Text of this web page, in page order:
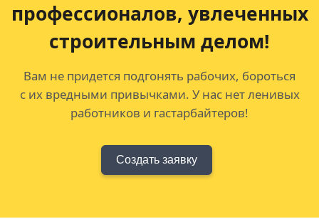
профессионалов, увлеченных
строительным делом!
Вам не придется подгонять рабочих, бороться
с их вредными привычками. У нас нет ленивых
работников и гастарбайтеров!
Создать заявку